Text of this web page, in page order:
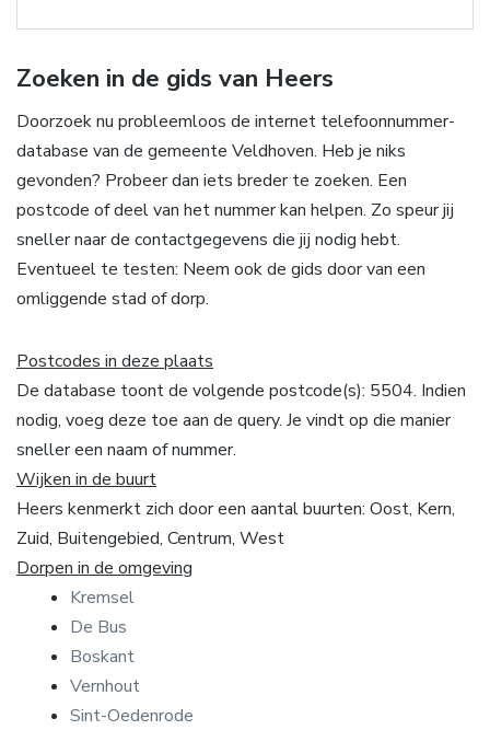
Zoeken in de gids van Heers
Doorzoek nu probleemloos de internet telefoonnummer-
database van de gemeente Veldhoven. Heb je niks
gevonden? Probeer dan iets breder te zoeken. Een
postcode of deel van het nummer kan helpen. Zo speur jij
sneller naar de contactgegevens die jij nodig hebt.
Eventueel te testen: Neem ook de gids door van een
omliggende stad of dorp.
Postcodes in deze plaats
De database toont de volgende postcode(s): 5504. Indien
nodig, voeg deze toe aan de query. Je vindt op die manier
sneller een naam of nummer.
Wijken in de buurt
Heers kenmerkt zich door een aantal buurten: Oost, Kern,
Zuid, Buitengebied, Centrum, West
Dorpen in de omgeving
Kremsel
De Bus
Boskant
Vernhout
Sint-Oedenrode